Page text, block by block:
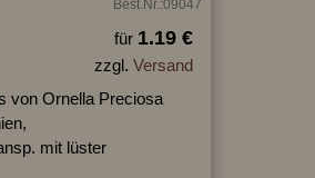
Best.Nr.:09047
für 1.19 €
zzgl. Versand
von Ornella Preciosa
mit lüster